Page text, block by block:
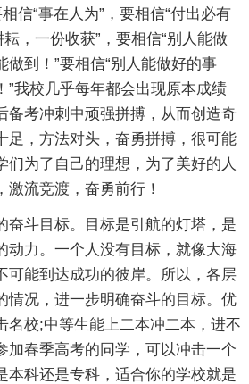
信“事在人为”，要相信“付出必有
耘，一份收获”，要相信“别人能做
做到！”要相信“别人能做好的事
”我校几乎每年都会出现原本成绩
备考冲刺中顽强拼搏，从而创造奇
足，方法对头，奋勇拼搏，很可能
们为了自己的理想，为了美好的人
流竞渡，奋勇前行！
奋斗目标。目标是引航的灯塔，是
动力。一个人没有目标，就像大海
可能到达成功的彼岸。所以，各层
情况，进一步明确奋斗的目标。优
名校;中等生能上二本冲二本，进不
加春季高考的同学，可以冲击一个
本科还是专科，适合你的学校就是